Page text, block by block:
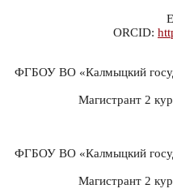
ORCID:
ФГБОУ ВО «Калмыцкий
Магистрант 2
ФГБОУ ВО «Калмыцкий
Магистрант 2